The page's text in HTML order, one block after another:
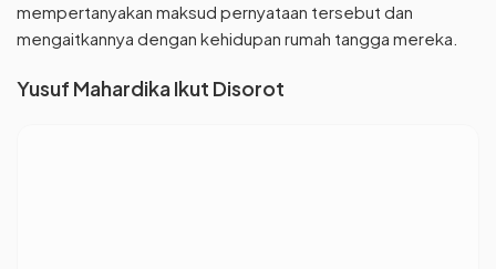
mempertanyakan maksud pernyataan tersebut dan
mengaitkannya dengan kehidupan rumah tangga mereka.
Yusuf Mahardika Ikut Disorot